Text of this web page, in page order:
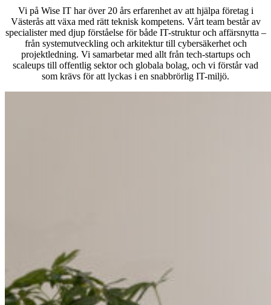
Vi på Wise IT har över 20 års erfarenhet av att hjälpa företag i
Västerås att växa med rätt teknisk kompetens. Vårt team består av
specialister med djup förståelse för både IT-struktur och affärsnytta –
från systemutveckling och arkitektur till cybersäkerhet och
projektledning. Vi samarbetar med allt från tech-startups och
scaleups till offentlig sektor och globala bolag, och vi förstår vad
som krävs för att lyckas i en snabbrörlig IT-miljö.